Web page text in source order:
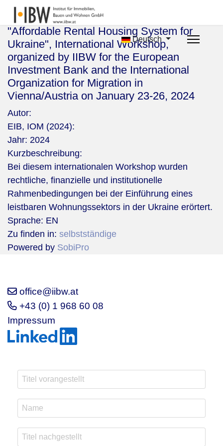
Deutsch
"Affordable Rental Housing System for
Ukraine", International Workshop,
organized by IIBW for the European
Investment Bank and the International
Organization for Migration in
Vienna/Austria on January 23-26, 2024
Autor:
EIB, IOM (2024):
Jahr: 2024
Kurzbeschreibung:
Bei diesem internationalen Workshop wurden
rechtliche, finanzielle und institutionelle
Rahmenbedingungen bei der Einführung eines
leistbaren Wohnungssektors in der Ukraine erörtert.
Sprache: EN
Zu finden in: selbstständige
Powered by SobiPro
office@iibw.at
+43 (0) 1 968 60 08
Impressum